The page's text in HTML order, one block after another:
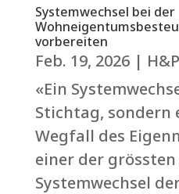
Systemwechsel bei der
vorbereiten
Feb. 19, 2026|
«Ein
Stichtag, sondern
Wegfall des
einer der
Systemwechsel